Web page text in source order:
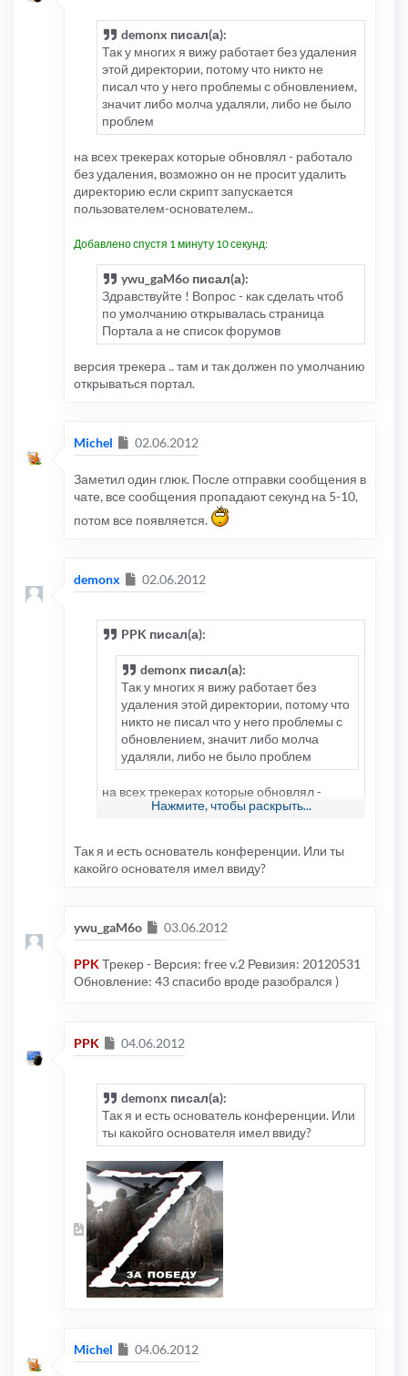
demonx писал(а):
Так у многих я вижу работает без удаления
этой директории, потому что никто не
писал что у него проблемы с обновлением,
значит либо молча удаляли, либо не было
проблем
на всех трекерах которые обновлял - работало
без удаления, возможно он не просит удалить
директорию если скрипт запускается
пользователем-основателем..
Добавлено спустя 1 минуту 10 секунд:
ywu_gaM6o писал(а):
Здравствуйте ! Вопрос - как сделать чтоб
по умолчанию открывалась страница
Портала а не список форумов
версия трекера .. там и так должен по умолчанию
открываться портал.
Michel Сообщение
02.06.2012
Заметил один глюк. После отправки сообщения в
чате, все сообщения пропадают секунд на 5-10,
потом все появляется.
demonx Сообщение
02.06.2012
PPK писал(а):
demonx писал(а):
Так у многих я вижу работает без
удаления этой директории, потому что
никто не писал что у него проблемы с
обновлением, значит либо молча
удаляли, либо не было проблем
на всех трекерах которые обновлял -
работало без удаления, возможно он не
запускается пользователем-основателем..
Нажмите, чтобы раскрыть...
Так я и есть основатель конференции. Или ты
какойго основателя имел ввиду?
ywu_gaM6o Сообщение
03.06.2012
PPKТрекер - Версия: free v.2 Ревизия: 20120531
Обновление: 43 спасибо вроде разобрался )
PPK Сообщение
04.06.2012
demonx писал(а):
Так я и есть основатель конференции. Или
ты какойго основателя имел ввиду?
Michel Сообщение
04.06.2012